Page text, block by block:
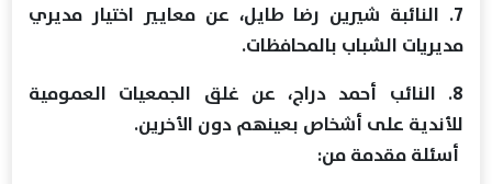
7. النائبة شيرين رضا طايل، عن معايير اختيار مديري
مديريات الشباب بالمحافظات.
8. النائب أحمد دراج، عن غلق الجمعيات العمومية
للأندية على أشخاص بعينهم دون الأخرين.
أسئلة مقدمة من: